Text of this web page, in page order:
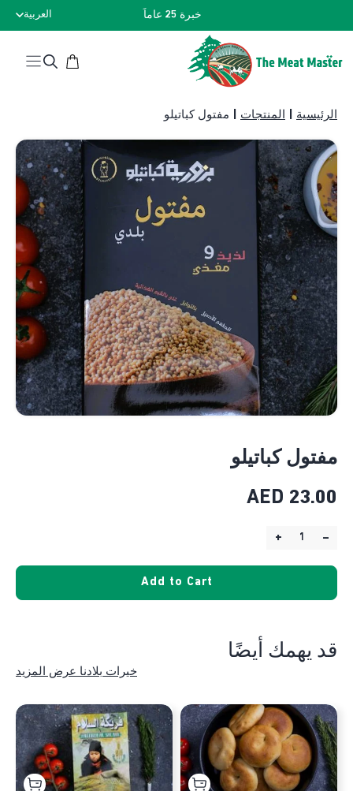
خبرة 25 عاماً العربية
الرئيسية المنتجات مفتول كباتيلو
مفتول كباتيلو
23.00
AED
–
+
Add to Cart
قد يهمك أيضًا
خيرات بلادنا عرض المزيد